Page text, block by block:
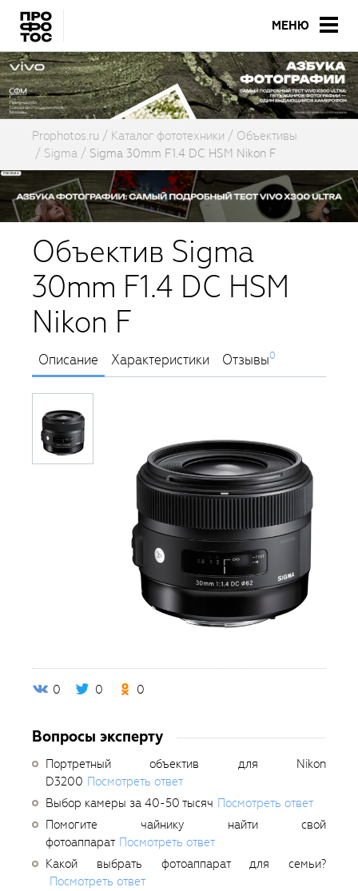
МЕНЮ
Prophotos.ru Каталог фототехники
Объективы
Sigma
Sigma 30mm F1.4 DC HSM Nikon F
Объектив Sigma
30mm F1.4 DC HSM
Nikon F
Описание Характеристики Отзывы0
0 0 0
Вопросы эксперту
Портретный объектив для Nikon
D3200 Посмотреть ответ
Выбор камеры за 40-50 тысяч Посмотреть ответ
Помогите чайнику найти свой
фотоаппарат Посмотреть ответ
Какой выбрать фотоаппарат для семьи?
Посмотреть ответ